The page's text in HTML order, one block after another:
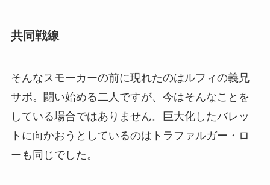
共同戦線
そんなスモーカーの前に現れたのはルフィの義兄
サボ。闘い始める二人ですが、今はそんなことを
している場合ではありません。巨大化したバレッ
トに向かおうとしているのはトラファルガー・ロ
ーも同じでした。